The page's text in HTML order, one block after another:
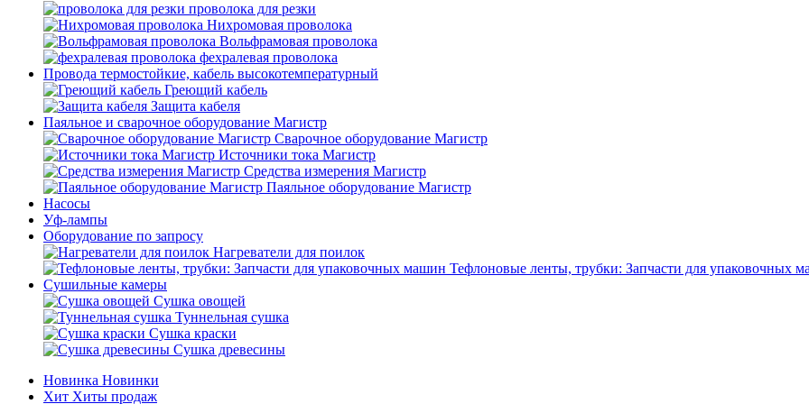
проволока для резки
Нихромовая проволока
Вольфрамовая проволока
фехралевая проволока
Провода термостойкие, кабель высокотемпературный
Греющий кабель
Защита кабеля
Паяльное и сварочное оборудование Магистр
Сварочное оборудование Магистр
Источники тока Магистр
Средства измерения Магистр
Паяльное оборудование Магистр
Насосы
Уф-лампы
Оборудование по запросу
Нагреватели для поилок
Тефлоновые ленты, трубки: Запчасти для упаковочных
Сушильные камеры
Сушка овощей
Туннельная сушка
Сушка краски
Сушка древесины
Новинка Новинки
Хит Хиты продаж